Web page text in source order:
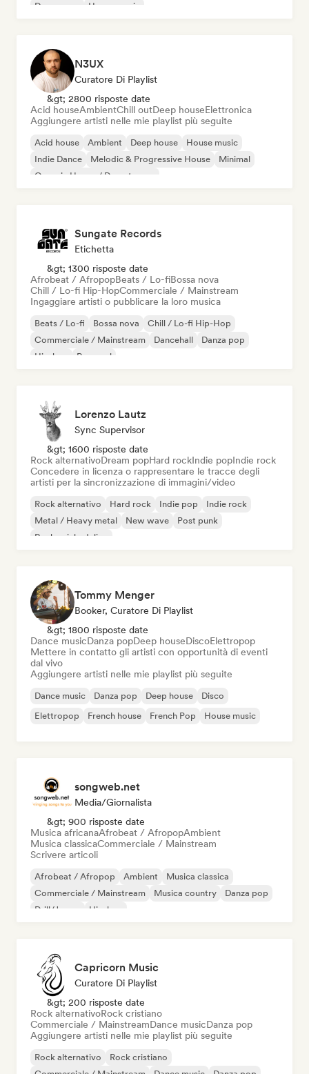
Dream pop
House music
N3UX
Curatore Di Playlist
&gt; 2800 risposte date
Acid houseAmbientChill outDeep houseElettronica
Aggiungere artisti nelle mie playlist più seguite
Acid house Ambient Deep house
House music
Indie Dance
Melodic & Progressive House
Minimal
Organic House / Downtempo
Sungate Records
Etichetta
&gt; 1300 risposte date
Afrobeat / AfropopBeats / Lo-fiBossa nova
Chill / Lo-fi Hip-HopCommerciale / Mainstream
Ingaggiare artisti o pubblicare la loro musica
Beats / Lo-fi Bossa nova
Chill / Lo-fi Hip-Hop
Commerciale / Mainstream
Dancehall
Danza pop
Hip-hop
Pop soul
Lorenzo Lautz
Sync Supervisor
&gt; 1600 risposte date
Rock alternativoDream popHard rockIndie popIndie rock
Concedere in licenza o rappresentare le tracce degli
artisti per la sincronizzazione di immagini/video
Rock alternativo Hard rock Indie pop
Indie rock
Metal / Heavy metal
New wave
Post punk
Rock psichedelico
Tommy Menger
Booker, Curatore Di Playlist
&gt; 1800 risposte date
Dance musicDanza popDeep houseDiscoElettropop
Mettere in contatto gli artisti con opportunità di eventi
dal vivo
Aggiungere artisti nelle mie playlist più seguite
Dance music Danza pop Deep house
Disco
Elettropop
French house French Pop House music
songweb.net
Media/Giornalista
&gt; 900 risposte date
Musica africanaAfrobeat / AfropopAmbient
Musica classicaCommerciale / Mainstream
Scrivere articoli
Afrobeat / Afropop Ambient
Musica classica
Commerciale / Mainstream
Musica country
Danza pop
Drill/Jersey
Hip-hop
Capricorn Music
Curatore Di Playlist
&gt; 200 risposte date
Rock alternativoRock cristiano
Commerciale / MainstreamDance musicDanza pop
Aggiungere artisti nelle mie playlist più seguite
Rock alternativo
Rock cristiano